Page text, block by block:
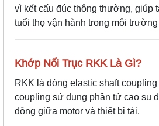
vì kết cấu đúc thông thường, giúp
tuổi thọ vận hành trong môi
Khớp Nối Trục RKK Là Gì?
RKK là dòng elastic shaft
coupling sử dụng phần tử cao su
động giữa motor và thiết bị tải.